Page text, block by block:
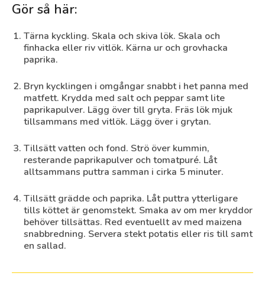
Gör så här:
Tärna kyckling. Skala och skiva lök. Skala och
finhacka eller riv vitlök. Kärna ur och grovhacka
paprika.
Bryn kycklingen i omgångar snabbt i het panna med
matfett. Krydda med salt och peppar samt lite
paprikapulver. Lägg över till gryta. Fräs lök mjuk
tillsammans med vitlök. Lägg över i grytan.
Tillsätt vatten och fond. Strö över kummin,
resterande paprikapulver och tomatpuré. Låt
alltsammans puttra samman i cirka 5 minuter.
Tillsätt grädde och paprika. Låt puttra ytterligare
tills köttet är genomstekt. Smaka av om mer kryddor
behöver tillsättas. Red eventuellt av med maizena
snabbredning. Servera stekt potatis eller ris till samt
en sallad.